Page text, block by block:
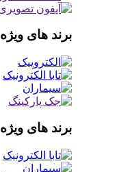
برند های ویژه
برند های ویژه